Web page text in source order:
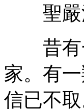
聖嚴
昔有一
家。有
信已不